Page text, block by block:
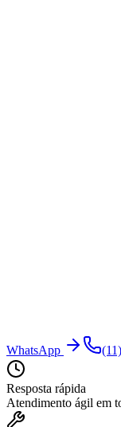
WhatsApp
Resposta rápida
Atendimento ágil em